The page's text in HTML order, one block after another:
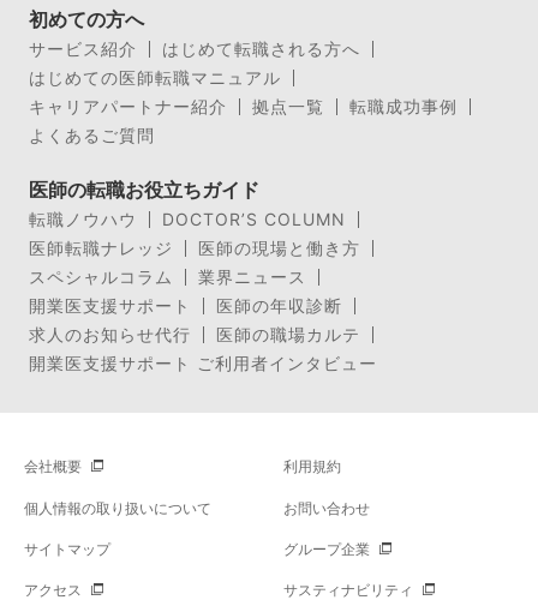
初めての方へ
サービス紹介
はじめて転職される方へ
はじめての医師転職マニュアル
キャリアパートナー紹介
拠点一覧
転職成功事例
よくあるご質問
医師の転職お役立ちガイド
転職ノウハウ
DOCTOR’S COLUMN
医師転職ナレッジ
医師の現場と働き方
スペシャルコラム
業界ニュース
開業医支援サポート
医師の年収診断
求人のお知らせ代行
医師の職場カルテ
開業医支援サポート ご利用者インタビュー
会社概要 利用規約
個人情報の取り扱いについて お問い合わせ
サイトマップ グループ企業
アクセス サスティナビリティ